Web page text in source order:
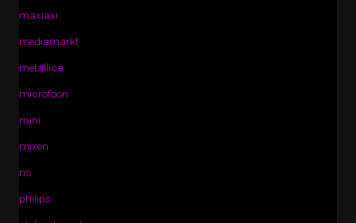
maxiaxi
mediamarkt
metallica
microfoon
mini
mixen
no
philips